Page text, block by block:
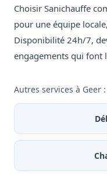
Choisir Sanichauffe
pour une équipe
Disponibilité 24h/7,
engagements qui font
Autres services à Geer :